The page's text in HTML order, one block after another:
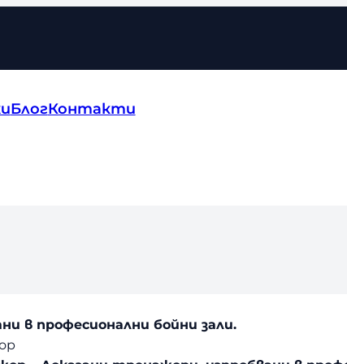
БлогКонтакти
в професионални бойни зали.